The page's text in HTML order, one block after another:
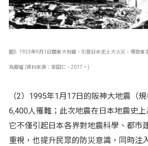
圖5. 1923年9月1日關東大地震，引發日本史上大火災，導致東
為廢墟 (資料來源：家田仁，2017。)
（2）1995年1月17日的阪神大地震（
6,400人罹難；此次地震在日本地震史上
它不僅引起日本各界對地震科學、都市
重視，也提升民眾的防災意識，同時注